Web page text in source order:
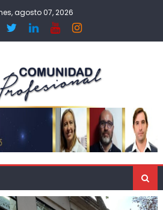
agosto 07, 2026